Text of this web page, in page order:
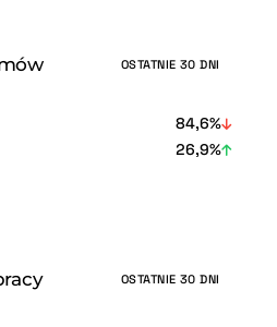
OSTATNIE 30 DNI
84,6%
26,9%
OSTATNIE 30 DNI